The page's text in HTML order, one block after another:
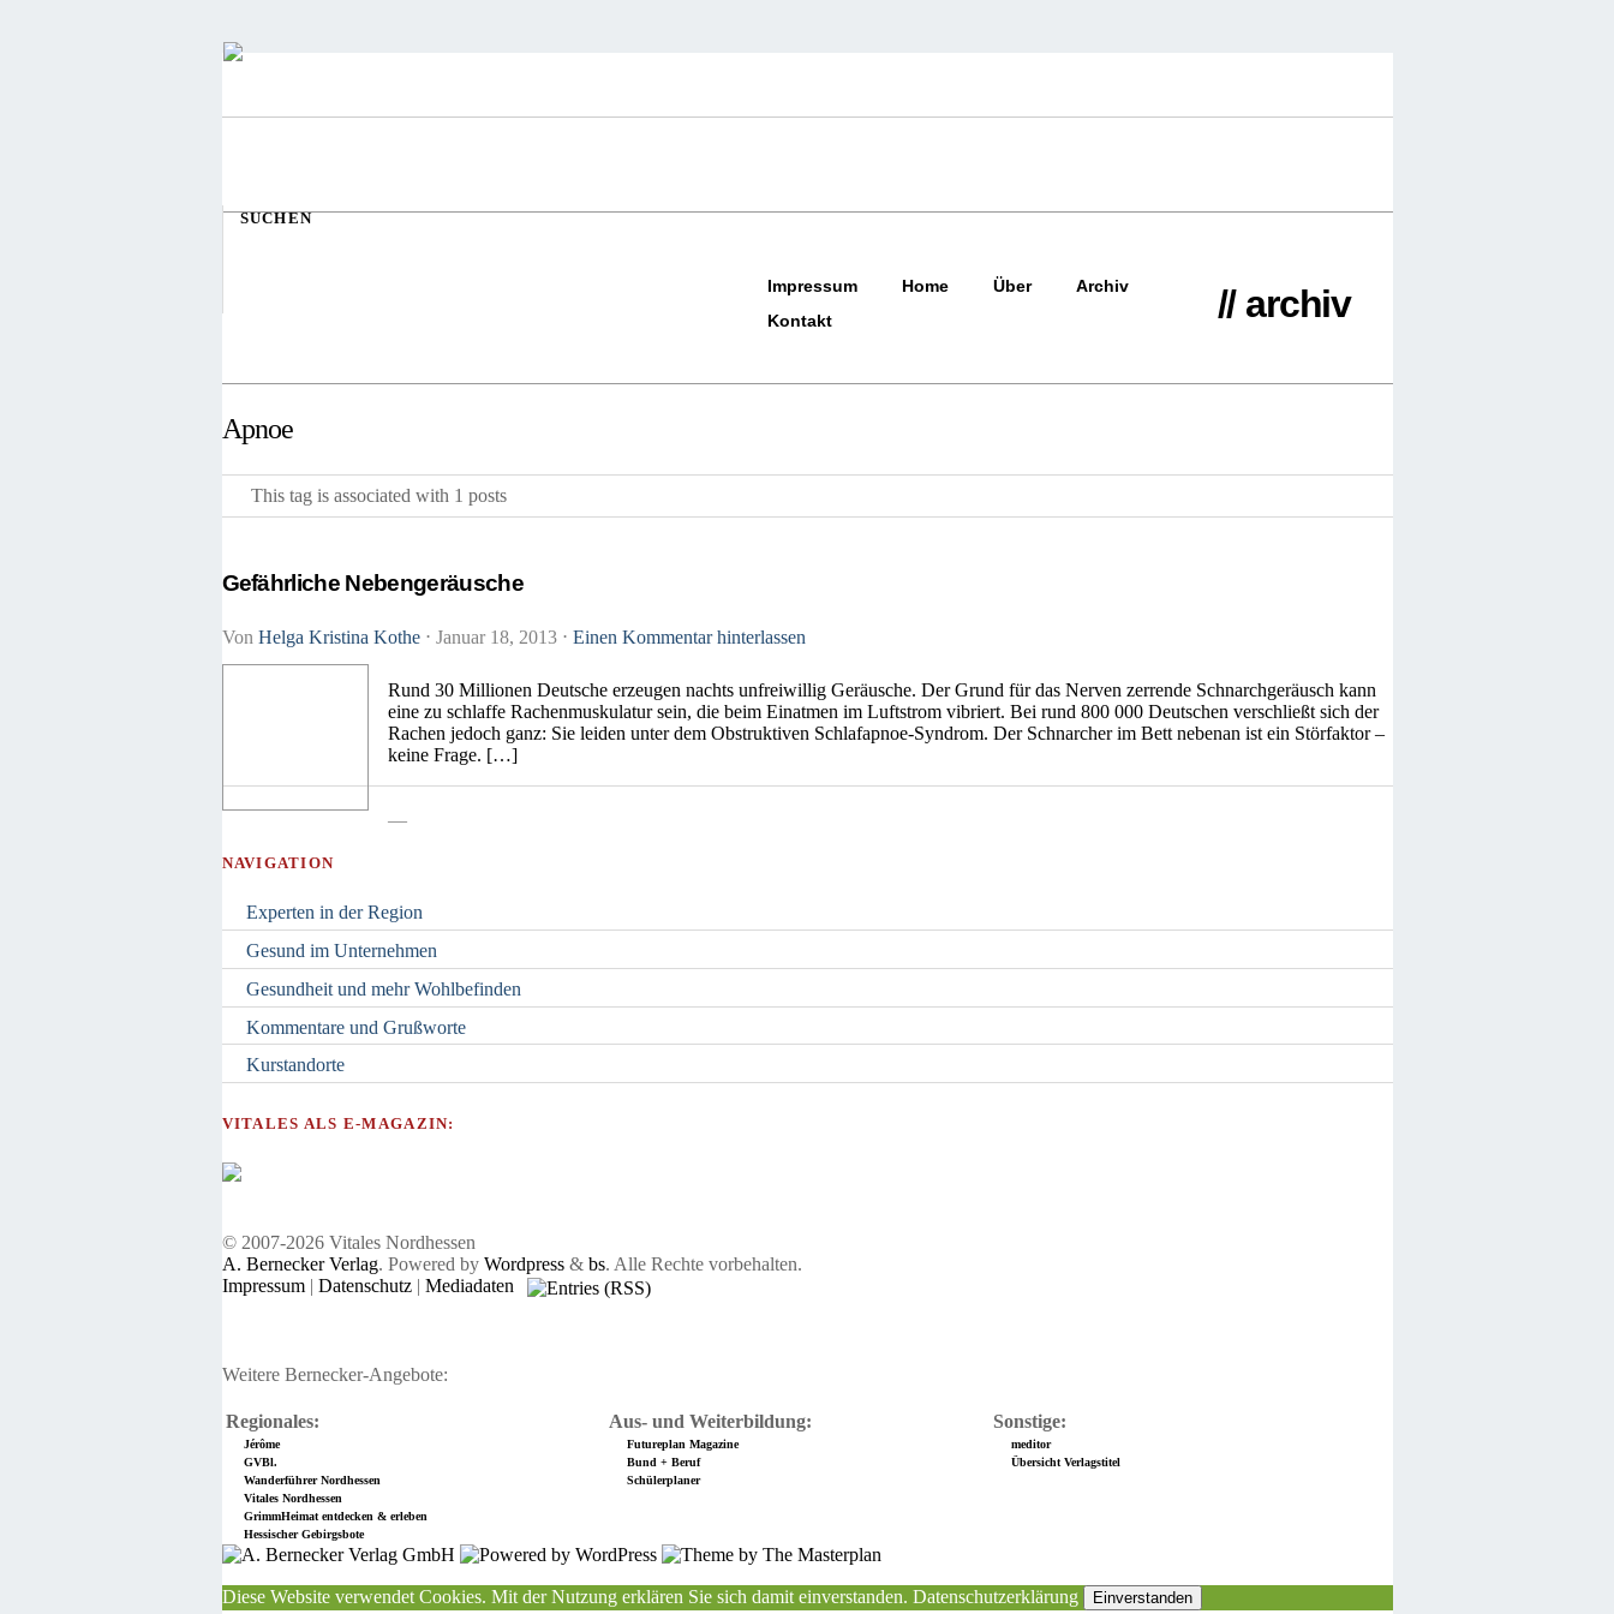
SUCHEN
Impressum Home Über
Archiv
Kontakt
// archiv
Apnoe
This tag is associated with 1 posts
Gefährliche Nebengeräusche
Von Helga Kristina Kothe ⋅ Januar 18, 2013 ⋅ Einen Kommentar hinterlassen
Rund 30 Millionen Deutsche erzeugen nachts unfreiwillig Geräusche. Der Grund für das Nerven zerrende Schnarchgeräusch kann
eine zu schlaffe Rachenmuskulatur sein, die beim Einatmen im Luftstrom vibriert. Bei rund 800 000 Deutschen verschließt sich der
Rachen jedoch ganz: Sie leiden unter dem Obstruktiven Schlafapnoe-Syndrom. Der Schnarcher im Bett nebenan ist ein Störfaktor –
keine Frage. […]
—
NAVIGATION
Experten in der Region
Gesund im Unternehmen
Gesundheit und mehr Wohlbefinden
Kommentare und Grußworte
Kurstandorte
VITALES ALS E-MAGAZIN:
© 2007-2026 Vitales Nordhessen
A. Bernecker Verlag. Powered by Wordpress& bs. Alle Rechte vorbehalten.
Impressum| Datenschutz| Mediadaten
Weitere Bernecker-Angebote:
Regionales: Aus- und Weiterbildung: Sonstige:
Jérôme Futureplan Magazine
meditor
GVBl.
Bund + Beruf
Übersicht Verlagstitel
Wanderführer Nordhessen
Schülerplaner
Vitales Nordhessen
GrimmHeimat entdecken & erleben
Hessischer Gebirgsbote
Diese Website verwendet Cookies. Mit der Nutzung erklären Sie sich damit einverstanden. Datenschutzerklärung Einverstanden